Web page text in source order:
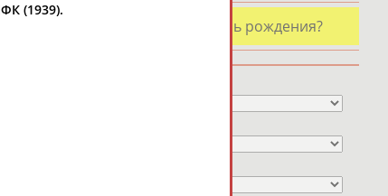
У кого сегодня день рождения?
(1939).